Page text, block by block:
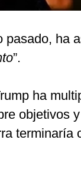
pasado, ha
”.
ha
objetivos
terminaría